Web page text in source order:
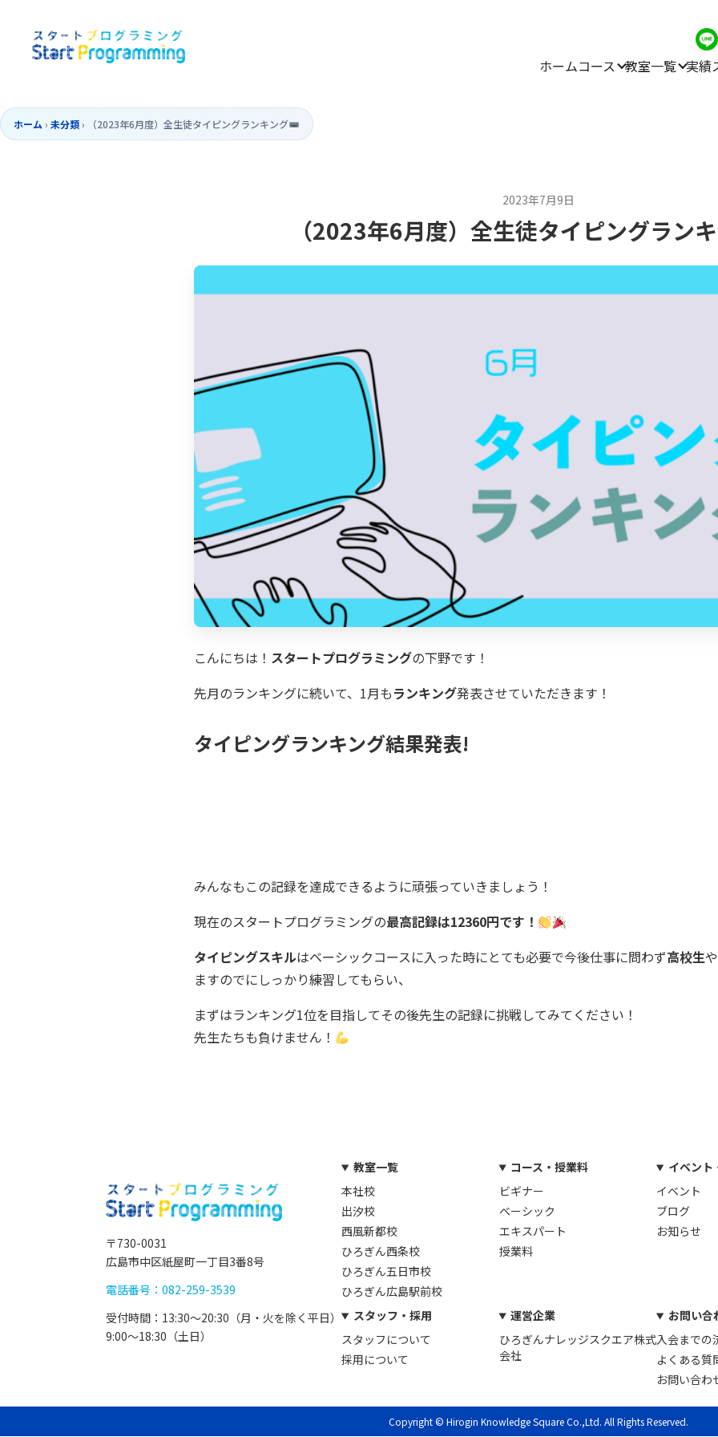
ホームコース 教室一覧 実績
ホーム › 未分類› （2023年6月度）全生徒タイピングランキング
2023年7月9日
（2023年6月度）全生徒タイピングラン
こんにちは！ スタートプログラミングの下野です！
先月のランキングに続いて、1月もランキング発表させていただきます！
タイピングランキング結果発表!
みんなもこの記録を達成できるように頑張っていきましょう！
現在のスタートプログラミングの最高記録は12360円です！
タイピングスキルはベーシックコースに入った時にとても必要で今後仕事に問わず高校生や
ますのでにしっかり練習してもらい、
まずはランキング1位を目指してその後先生の記録に挑戦してみてください！
先生たちも負けません！
〒730-0031
広島市中区紙屋町一丁目3番8号
電話番号：082-259-3539
受付時間：13:30〜20:30（月・火を除く平日）
9:00〜18:30（土日）
教室一覧
本社校
出汐校
西風新都校
ひろぎん西条校
ひろぎん五日市校
ひろぎん広島駅前校
コース・授業料
ビギナー
ベーシック
エキスパート
授業料
イベント
イベント
ブログ
お知らせ
スタッフ・採用
スタッフについて
採用について
運営企業
ひろぎんナレッジスクエア株式
会社
お問い合
入会までの
よくある質
お問い合わ
Copyright © Hirogin Knowledge Square Co.,Ltd. All Rights Reserved.